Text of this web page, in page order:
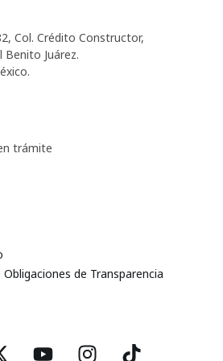
Col. Crédito Constructor,
Juárez.
trámite
de Transparencia